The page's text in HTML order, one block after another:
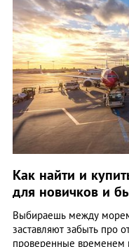
Как найти и
для новичков и
Выбираешь между
заставляют забыть про
проверенные временем